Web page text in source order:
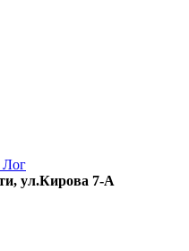
ул.Кирова 7-А